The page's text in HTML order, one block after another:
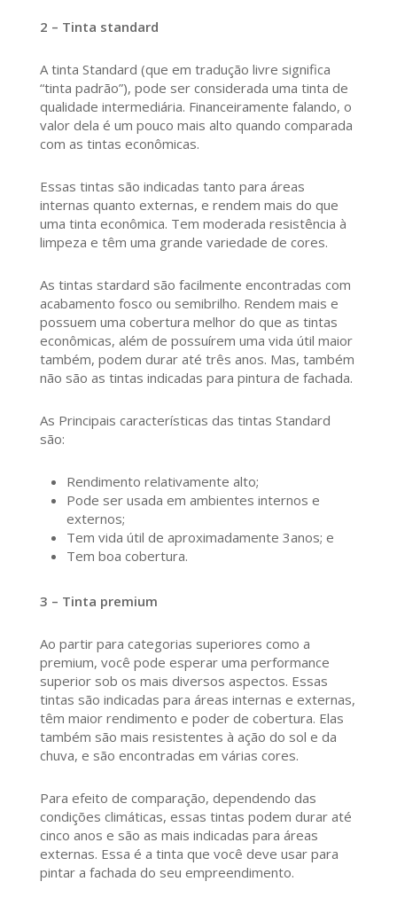
2 – Tinta standard
A tinta Standard (que em tradução livre significa
“tinta padrão”), pode ser considerada uma tinta de
qualidade intermediária. Financeiramente falando, o
valor dela é um pouco mais alto quando comparada
com as tintas econômicas.
Essas tintas são indicadas tanto para áreas
internas quanto externas, e rendem mais do que
uma tinta econômica. Tem moderada resistência à
limpeza e têm uma grande variedade de cores.
As tintas stardard são facilmente encontradas com
acabamento fosco ou semibrilho. Rendem mais e
possuem uma cobertura melhor do que as tintas
econômicas, além de possuírem uma vida útil maior
também, podem durar até três anos. Mas, também
não são as tintas indicadas para pintura de fachada.
As Principais características das tintas Standard
são:
Rendimento relativamente alto;
Pode ser usada em ambientes internos e
externos;
Tem vida útil de aproximadamente 3anos; e
Tem boa cobertura.
3 – Tinta premium
Ao partir para categorias superiores como a
premium, você pode esperar uma performance
superior sob os mais diversos aspectos. Essas
tintas são indicadas para áreas internas e externas,
têm maior rendimento e poder de cobertura. Elas
também são mais resistentes à ação do sol e da
chuva, e são encontradas em várias cores.
Para efeito de comparação, dependendo das
condições climáticas, essas tintas podem durar até
cinco anos e são as mais indicadas para áreas
externas. Essa é a tinta que você deve usar para
pintar a fachada do seu empreendimento.